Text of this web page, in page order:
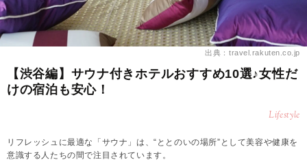
出典：travel.rakuten.co.jp
【渋谷編】サウナ付きホテルおすすめ10選♪女性だ
けの宿泊も安心！
Lifestyle
リフレッシュに最適な「サウナ」は、“ととのいの場所”として美容や健康を
意識する人たちの間で注目されています。